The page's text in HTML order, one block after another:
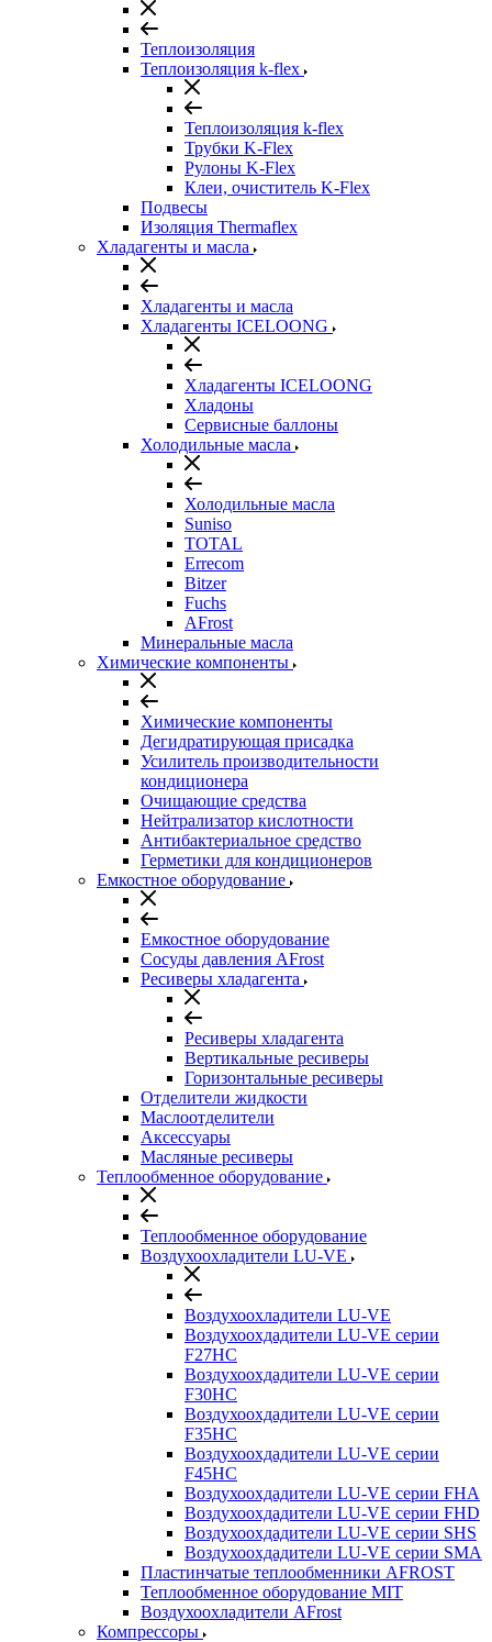
Теплоизоляция
Теплоизоляция k-flex
Теплоизоляция k-flex
Трубки K-Flex
Рулоны K-Flex
Клеи, очиститель K-Flex
Подвесы
Изоляция Thermaflex
Хладагенты и масла
Хладагенты и масла
Хладагенты ICELOONG
Хладагенты ICELOONG
Хладоны
Сервисные баллоны
Холодильные масла
Холодильные масла
Suniso
TOTAL
Errecom
Bitzer
Fuchs
AFrost
Минеральные масла
Химические компоненты
Химические компоненты
Дегидратирующая присадка
Усилитель производительности
кондиционера
Очищающие средства
Нейтрализатор кислотности
Антибактериальное средство
Герметики для кондиционеров
Емкостное оборудование
Емкостное оборудование
Сосуды давления AFrost
Ресиверы хладагента
Ресиверы хладагента
Вертикальные ресиверы
Горизонтальные ресиверы
Отделители жидкости
Маслоотделители
Аксессуары
Масляные ресиверы
Теплообменное оборудование
Теплообменное оборудование
Воздухоохладители LU-VE
Воздухоохладители LU-VE
Воздухоохдадители LU-VE серии
F27HC
Воздухоохдадители LU-VE серии
F30HC
Воздухоохдадители LU-VE серии
F35HC
Воздухоохдадители LU-VE серии
F45HC
Воздухоохдадители LU-VE серии FHA
Воздухоохдадители LU-VE серии FHD
Воздухоохдадители LU-VE серии SHS
Воздухоохдадители LU-VE серии SMA
Пластинчатые теплообменники AFROST
Теплообменное оборудование MIT
Воздухоохладители AFrost
Компрессоры